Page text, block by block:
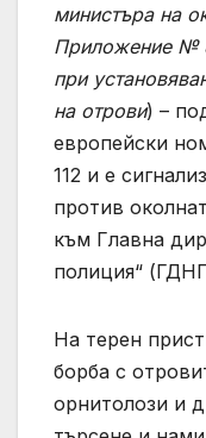
министъра на
Приложение №
при
на отрови) –
европейски
112 и е
против
към Главна
полиция“
На терен
борба с
орнитолози и